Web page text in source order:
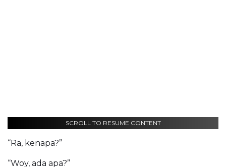
SCROLL TO RESUME CONTENT
“Ra, kenapa?”
“Woy, ada apa?”